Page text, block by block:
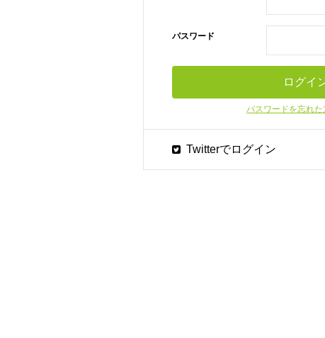
パスワード
パスワードを忘れた